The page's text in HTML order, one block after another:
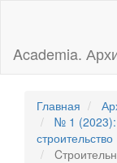
Основное
содержимое
панель
Academia.
Главная
№ 1 (2023):
строительство